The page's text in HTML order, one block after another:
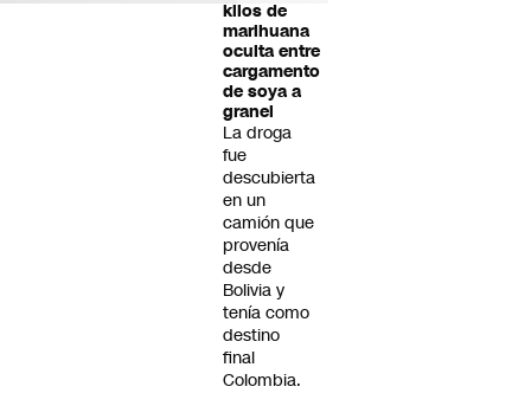
kilos de
marihuana
oculta entre
cargamento
de soya a
granel
La droga
fue
descubierta
en un
camión que
provenía
desde
Bolivia y
tenía como
destino
final
Colombia.